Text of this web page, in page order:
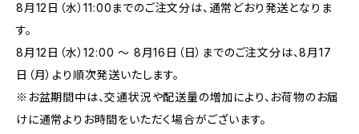
8月12日（水）11:00までのご注文分は、通常どおり発送となりま
す。
8月12日（水）12:00 ～ 8月16日（日）までのご注文分は、8月17
日（月）より順次発送いたします。
※お盆期間中は、交通状況や配送量の増加により、お荷物のお届
けに通常よりお時間をいただく場合がございます。